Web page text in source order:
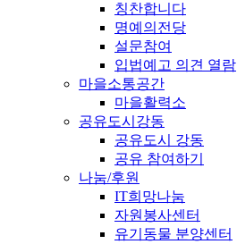
칭찬합니다
명예의전당
설문참여
입법예고 의견 열람
마을소통공간
마을활력소
공유도시강동
공유도시 강동
공유 참여하기
나눔/후원
IT희망나눔
자원봉사센터
유기동물 분양센터